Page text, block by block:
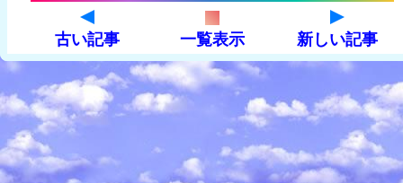
古い記事 一覧表示 新しい記事